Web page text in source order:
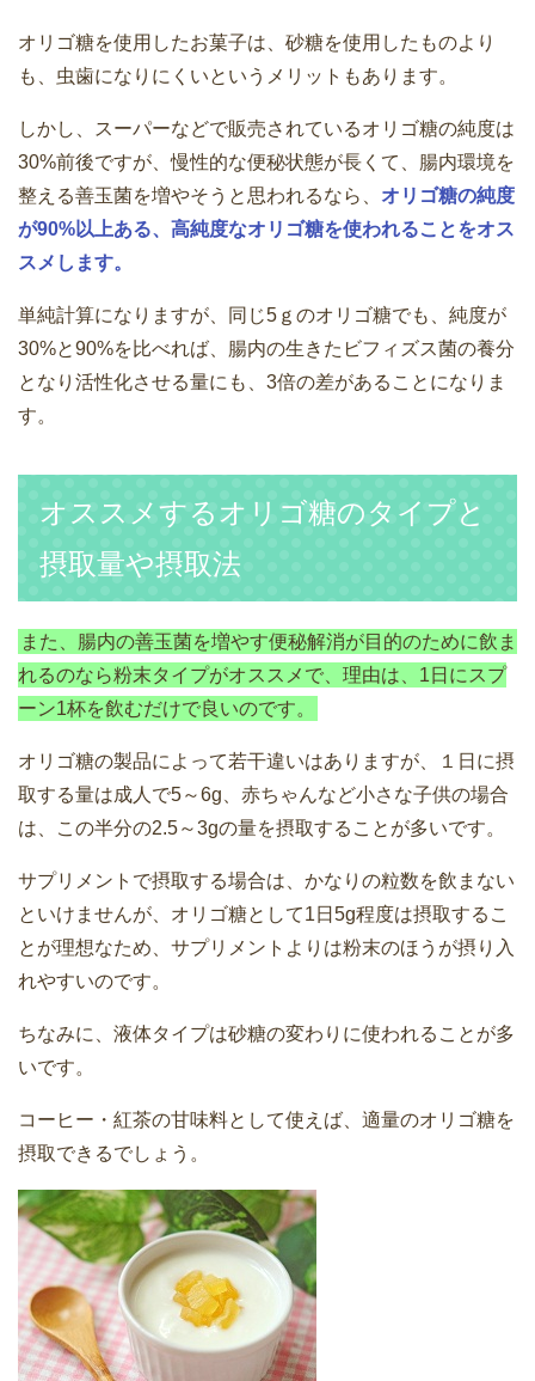
オリゴ糖を使用したお菓子は、砂糖を使用したものより
も、虫歯になりにくいというメリットもあります。
しかし、スーパーなどで販売されているオリゴ糖の純度は
30%前後ですが、慢性的な便秘状態が長くて、腸内環境を
整える善玉菌を増やそうと思われるなら、 オリゴ糖の純度
が90%以上ある、高純度なオリゴ糖を使われることをオス
スメします。
単純計算になりますが、同じ5ｇのオリゴ糖でも、純度が
30%と90%を比べれば、腸内の生きたビフィズス菌の養分
となり活性化させる量にも、3倍の差があることになりま
す。
オススメするオリゴ糖のタイプと
摂取量や摂取法
また、腸内の善玉菌を増やす便秘解消が目的のために飲ま
れるのなら粉末タイプがオススメで、理由は、1日にスプ
ーン1杯を飲むだけで良いのです。
オリゴ糖の製品によって若干違いはありますが、１日に摂
取する量は成人で5～6g、赤ちゃんなど小さな子供の場合
は、この半分の2.5～3gの量を摂取することが多いです。
サプリメントで摂取する場合は、かなりの粒数を飲まない
といけませんが、オリゴ糖として1日5g程度は摂取するこ
とが理想なため、サプリメントよりは粉末のほうが摂り入
れやすいのです。
ちなみに、液体タイプは砂糖の変わりに使われることが多
いです。
コーヒー・紅茶の甘味料として使えば、適量のオリゴ糖を
摂取できるでしょう。